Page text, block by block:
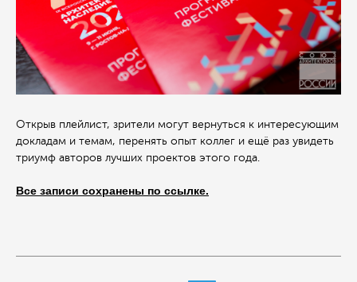
Открыв плейлист, зрители могут вернуться к интересующим
докладам и темам, перенять опыт коллег и ещё раз увидеть
триумф авторов лучших проектов этого года.
Все записи сохранены по ссылке.